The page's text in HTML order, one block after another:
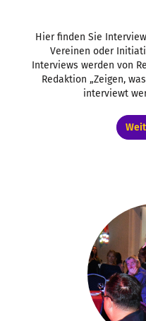
Hier finden Sie
Vereinen oder
Interviews werden von
Redaktion „Zeigen,
interviewt